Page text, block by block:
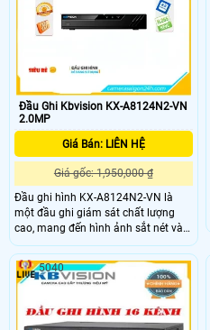
Đầu Ghi Kbvision KX-A8124N2-VN
2.0MP
Giá Bán: LIÊN HỆ
Giá gốc: 1,950,000 ₫
Đầu ghi hình KX-A8124N2-VN là
một đầu ghi giám sát chất lượng
cao, mang đến hình ảnh sắt nét và
siêu sắt nét Ultra 4k với độ phân giải
lên đến 8MP. Đặc biệt, Đầu ghi có
khả năng xem được ban đêm giúp
quan sát trong mọi điều kiện ánh
sáng với 1 HDD đầu ghi cung cấp
không gian lưu trữ dữ liệu phù hợp
5040